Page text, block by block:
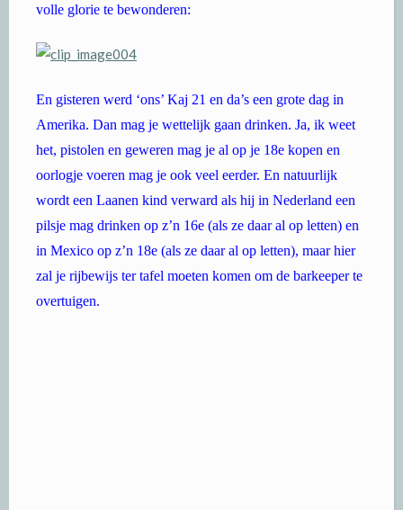
volle glorie te bewonderen:
En gisteren werd ‘ons’ Kaj 21 en da’s een grote dag in
Amerika. Dan mag je wettelijk gaan drinken. Ja, ik weet
het, pistolen en geweren mag je al op je 18e kopen en
oorlogje voeren mag je ook veel eerder. En natuurlijk
wordt een Laanen kind verward als hij in Nederland een
pilsje mag drinken op z’n 16e (als ze daar al op letten) en
in Mexico op z’n 18e (als ze daar al op letten), maar hier
zal je rijbewijs ter tafel moeten komen om de barkeeper te
overtuigen.